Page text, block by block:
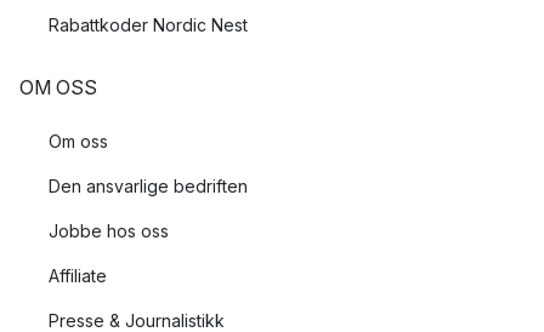
Rabattkoder Nordic Nest
OM OSS
Om oss
Den ansvarlige bedriften
Jobbe hos oss
Affiliate
Presse & Journalistikk